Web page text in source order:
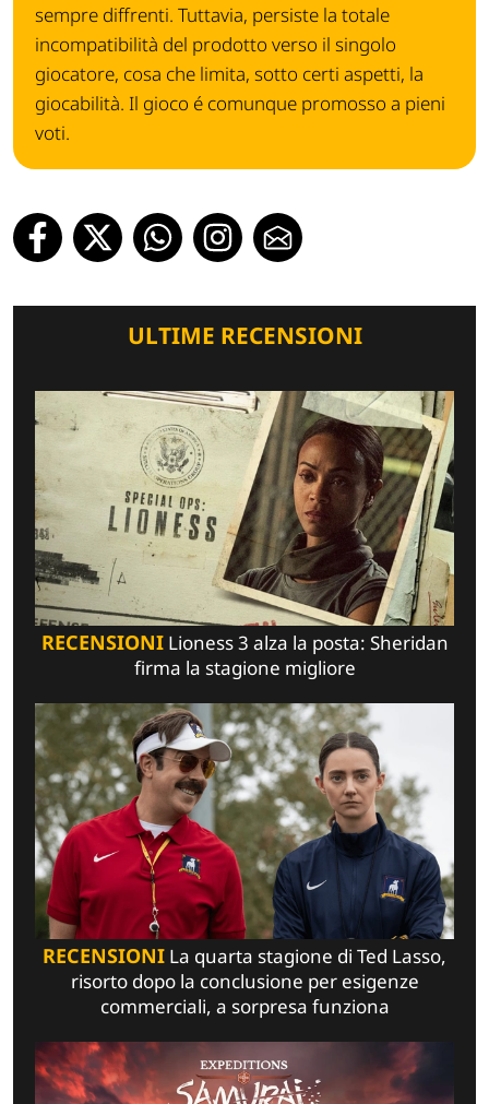
sempre diffrenti. Tuttavia, persiste la totale
incompatibilità del prodotto verso il singolo
giocatore, cosa che limita, sotto certi aspetti, la
giocabilità. Il gioco é comunque promosso a pieni
voti.
ULTIME RECENSIONI
RECENSIONILioness 3 alza la posta: Sheridan
firma la stagione migliore
RECENSIONI La quarta stagione di Ted Lasso,
risorto dopo la conclusione per esigenze
commerciali, a sorpresa funziona